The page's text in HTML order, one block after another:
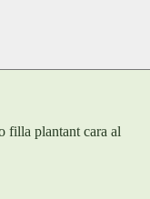
filla plantant cara al